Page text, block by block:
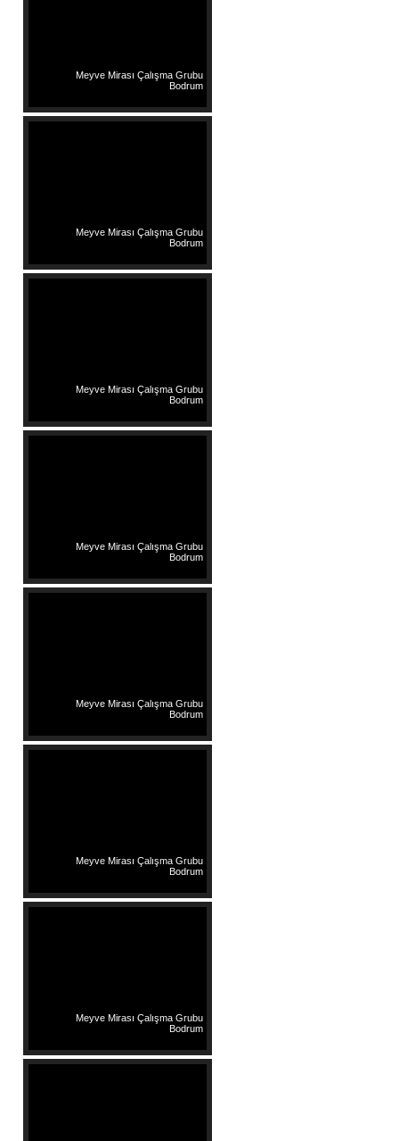
Meyve Mirası Çalışma Grubu
Bodrum
Meyve Mirası Çalışma Grubu
Bodrum
Meyve Mirası Çalışma Grubu
Bodrum
Meyve Mirası Çalışma Grubu
Bodrum
Meyve Mirası Çalışma Grubu
Bodrum
Meyve Mirası Çalışma Grubu
Bodrum
Meyve Mirası Çalışma Grubu
Bodrum